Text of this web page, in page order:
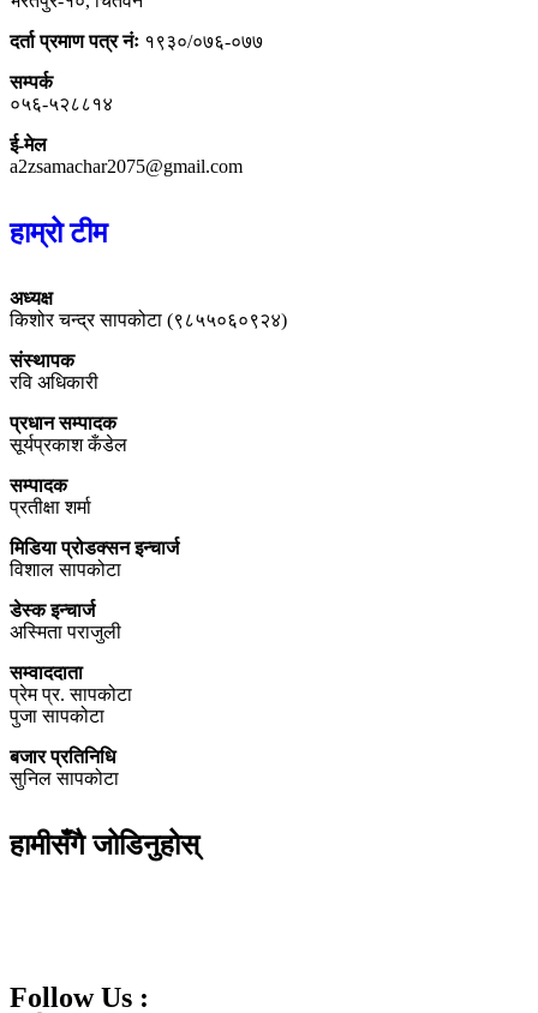
दर्ता प्रमाण पत्र नंः १९३०/०७६-०७७
सम्पर्क
०५६-५२८८१४
ई-मेल
a2zsamachar2075@gmail.com
हाम्रो टीम
अध्यक्ष
किशोर चन्द्र सापकोटा (९८५५०६०९२४)
संस्थापक
रवि अधिकारी
प्रधान सम्पादक
सूर्यप्रकाश कँडेल
सम्पादक
प्रतीक्षा शर्मा
मिडिया प्रोडक्सन इन्चार्ज
विशाल सापकोटा
डेस्क इन्चार्ज
अस्मिता पराजुली
सम्वाददाता
प्रेम प्र. सापकोटा
पुजा सापकोटा
बजार प्रतिनिधि
सुनिल सापकोटा
हामीसँगै जोडिनुहोस्
Follow Us :